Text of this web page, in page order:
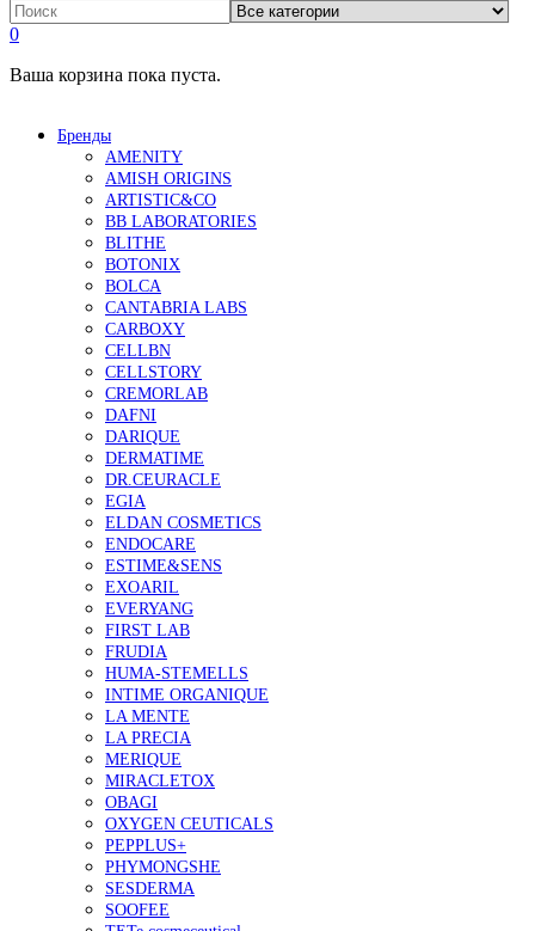
0
Ваша корзина пока пуста.
Бренды
AMENITY
AMISH ORIGINS
ARTISTIC&CO
BB LABORATORIES
BLITHE
BOTONIX
BOLCA
CANTABRIA LABS
CARBOXY
CELLBN
CELLSTORY
CREMORLAB
DAFNI
DARIQUE
DERMATIME
DR.CEURACLE
EGIA
ELDAN COSMETICS
ENDOCARE
ESTIME&SENS
EXOARIL
EVERYANG
FIRST LAB
FRUDIA
HUMA-STEMELLS
INTIME ORGANIQUE
LA MENTE
LA PRECIA
MERIQUE
MIRACLETOX
OBAGI
OXYGEN CEUTICALS
PEPPLUS+
PHYMONGSHE
SESDERMA
SOOFEE